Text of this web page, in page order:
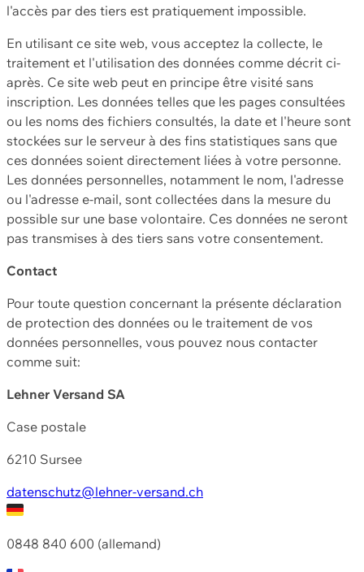
l'accès par des tiers est pratiquement impossible.
En utilisant ce site web, vous acceptez la collecte, le
traitement et l'utilisation des données comme décrit ci-
après. Ce site web peut en principe être visité sans
inscription. Les données telles que les pages consultées
ou les noms des fichiers consultés, la date et l'heure sont
stockées sur le serveur à des fins statistiques sans que
ces données soient directement liées à votre personne.
Les données personnelles, notamment le nom, l'adresse
ou l'adresse e-mail, sont collectées dans la mesure du
possible sur une base volontaire. Ces données ne seront
pas transmises à des tiers sans votre consentement.
Contact
Pour toute question concernant la présente déclaration
de protection des données ou le traitement de vos
données personnelles, vous pouvez nous contacter
comme suit:
Lehner Versand SA
Case postale
6210 Sursee
datenschutz@lehner-versand.ch
0848 840 600 (allemand)